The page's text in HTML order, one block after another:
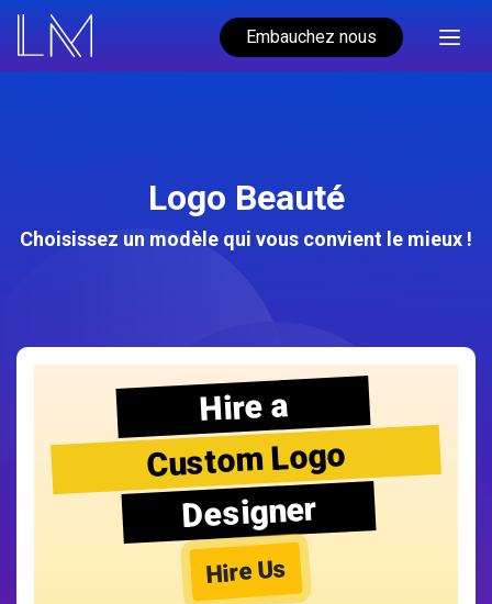
Embauchez nous
Logo Beauté
Choisissez un modèle qui vous convient le mieux !
Hire a
Custom Logo
Designer
Hire Us